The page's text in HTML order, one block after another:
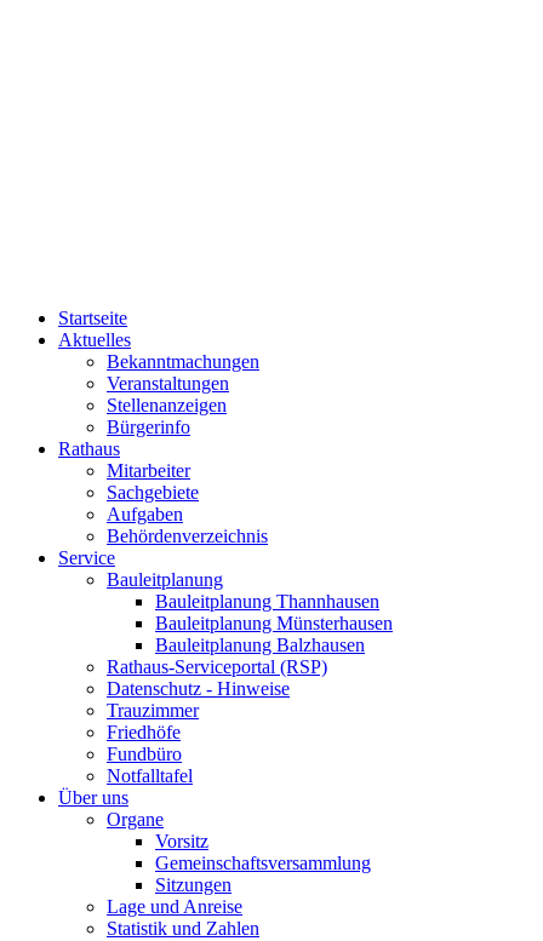
Startseite
Aktuelles
Bekanntmachungen
Veranstaltungen
Stellenanzeigen
Bürgerinfo
Rathaus
Mitarbeiter
Sachgebiete
Aufgaben
Behördenverzeichnis
Service
Bauleitplanung
Bauleitplanung Thannhausen
Bauleitplanung Münsterhausen
Bauleitplanung Balzhausen
Rathaus-Serviceportal (RSP)
Datenschutz - Hinweise
Trauzimmer
Friedhöfe
Fundbüro
Notfalltafel
Über uns
Organe
Vorsitz
Gemeinschaftsversammlung
Sitzungen
Lage und Anreise
Statistik und Zahlen